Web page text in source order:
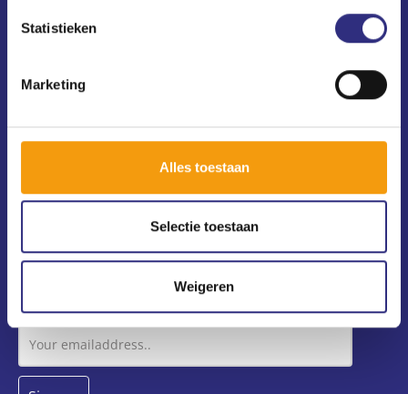
Statistieken
Marketing
Alles toestaan
Selectie toestaan
Weigeren
USC Universum
Privacy and cookies